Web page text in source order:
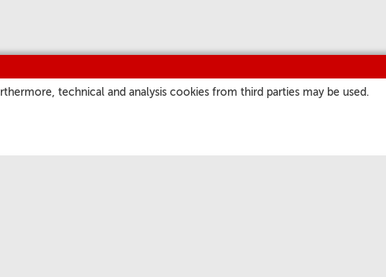
technical and analysis cookies from third parties may be used.